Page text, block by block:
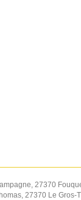
27370
27370 Le